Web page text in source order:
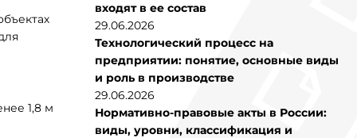
1,8 м
входят в ее состав
29.06.2026
Технологический процесс на
предприятии: понятие, основные виды
и роль в производстве
29.06.2026
Нормативно-правовые акты в России:
виды, уровни, классификация и